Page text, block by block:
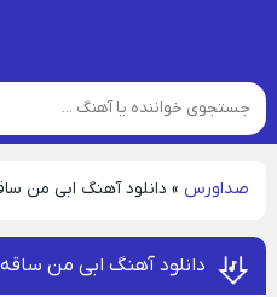
صداورس » دانلود آهنگ ابی من
دانلود آهنگ ابی من